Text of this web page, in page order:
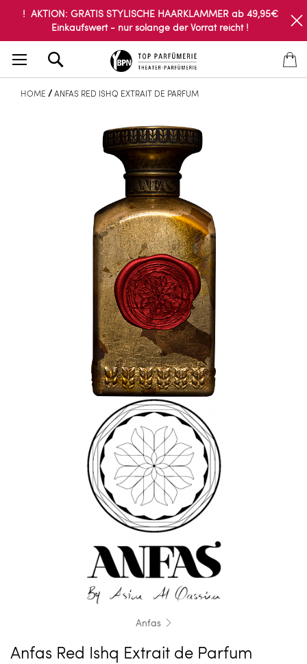
! AKTION: GRATIS STYLISCHE HAARKLAMMER ab 49,95€
Einkaufswert - nur solange der Vorrat reicht !
HOME ANFAS RED ISHQ EXTRAIT DE PARFUM
Anfas
Anfas Red Ishq Extrait de Parfum